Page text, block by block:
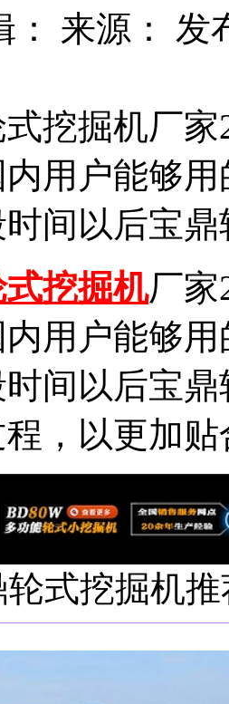
： 来源： 发
挖掘机厂
用户能够
时间以后宝
挖掘机厂家
用户能够
间以后宝
，以更加
轮式挖掘机